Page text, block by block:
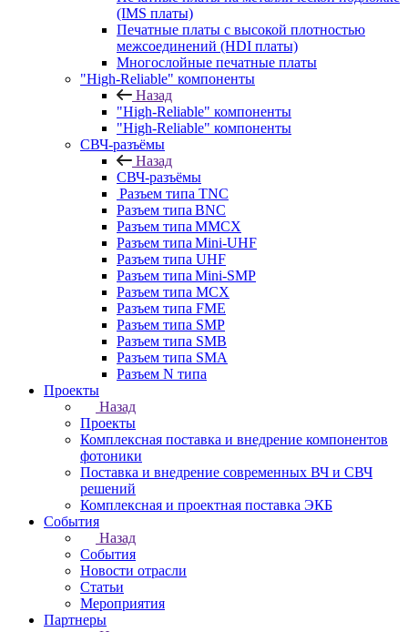
(IMS платы)
Печатные платы с высокой плотностью
межсоединений (HDI платы)
Многослойные печатные платы
"High-Reliable" компоненты
Назад
"High-Reliable" компоненты
"High-Reliable" компоненты
СВЧ-разъёмы
Назад
СВЧ-разъёмы
Разъем типа TNC
Разъем типа BNC
Разъем типа MMCX
Разъем типа Mini-UHF
Разъем типа UHF
Разъем типа Mini-SMP
Разъем типа MCX
Разъем типа FME
Разъем типа SMP
Разъем типа SMB
Разъем типа SMA
Разъем N типа
Проекты
Назад
Проекты
Комплексная поставка и внедрение компонентов
фотоники
Поставка и внедрение современных ВЧ и СВЧ
решений
Комплексная и проектная поставка ЭКБ
События
Назад
События
Новости отрасли
Статьи
Мероприятия
Партнеры